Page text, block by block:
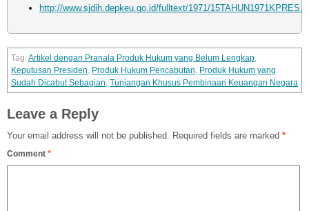
http://www.sjdih.depkeu.go.id/fulltext/1971/
Artikel dengan Pranala Produk Hukum yang Belum Lengkap,
Keputusan Presiden, Produk Hukum Pencabutan, Produk Hukum yang
Sudah Dicabut Sebagian, Tunjangan Khusus Pembinaan Keuangan Negara
Leave a Reply
Your email address will not be published. Required fields are marked *
Comment *